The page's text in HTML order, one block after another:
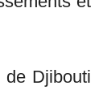
Djibouti